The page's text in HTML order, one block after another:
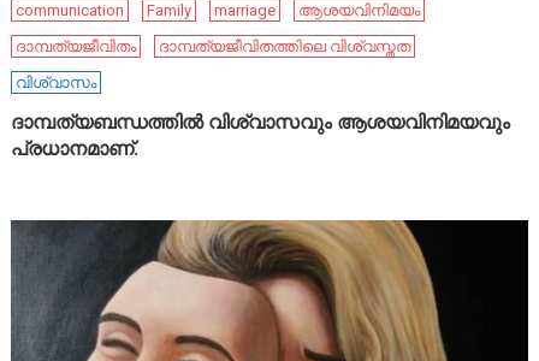
communication Family marriage
ആശയവിനിമയം
ദാമ്പത്യജീവിതം
ദാമ്പത്യജീവിതത്തിലെ വിശ്വസ്തത
വിശ്വാസം
ദാമ്പത്യബന്ധത്തിൽ വിശ്വാസവും ആശയവിനിമയവും
പ്രധാനമാണ്.